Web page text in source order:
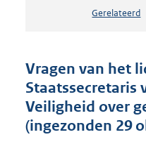
Gerelateerd
Vragen van het
Staatssecretaris
Veiligheid over
(ingezonden 29